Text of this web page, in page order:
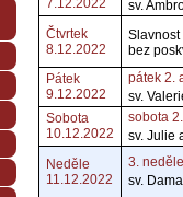
7.12.2022
sv.
Čtvrtek
8.12.2022
Slavnost
bez
Pátek
9.12.2022
pátek 2.
sv.
Sobota
10.12.2022
sobota
sv. Julie
Neděle
11.12.2022
3.
sv.